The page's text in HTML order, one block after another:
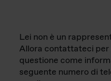
Lei non è un
Allora contattateci per
questione come
seguente numero di